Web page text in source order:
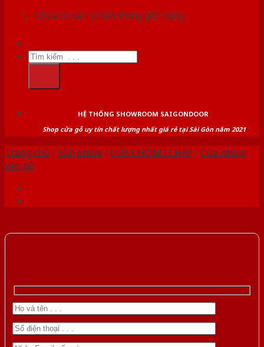
Chưa có sản phẩm trong giỏ hàng.
Tìm
kiếm:
HỆ THỐNG SHOWROOM SAIGONDOOR
Shop cửa gỗ uy tín chất lượng nhất giá rẻ tại Sài Gòn năm 2021
Trang chủ /Sản phẩm /CỬA CHỐNG CHÁY/Cửa nhôm
vân gỗ